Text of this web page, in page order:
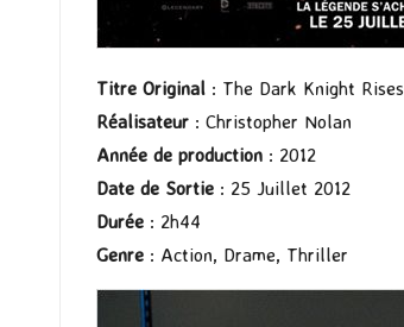
Titre Original : The Dark Knight Rises
Réalisateur : Christopher Nolan
Année de production : 2012
Date de Sortie : 25 Juillet 2012
Durée : 2h44
Genre : Action, Drame, Thriller